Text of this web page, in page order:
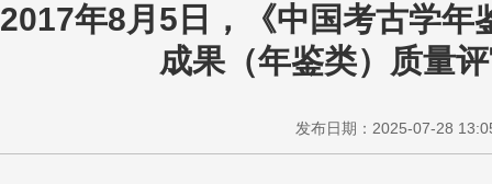
2017年8月5日，《中国考古学
成果（年鉴类）质量
发布日期：2025-07-28